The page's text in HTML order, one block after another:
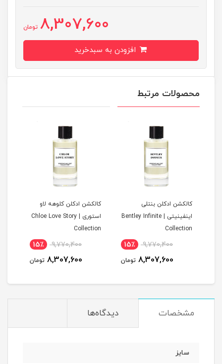
8,307,600 تومان
محصولات مرتبط
کالکشن ادکلن بنتلی
اینفینیتی | Bentley Infinite
Collection
9,770,400 15٪
8,307,600 تومان
کالکشن ادکلن کلوهه لاو
استوری | Chloe Love Story
Collection
9,770,400 15٪
8,307,600 تومان
مشخصات دیدگاه‌ها
سایز